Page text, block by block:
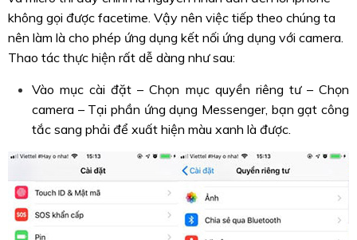
không gọi được facetime. Vậy nên việc tiếp theo chúng ta
nên làm là cho phép ứng dụng kết nối ứng dụng với camera.
Thao tác thực hiện rất dễ dàng như sau:
Vào mục cài đặt – Chọn mục quyền riêng tư – Chọn
camera – Tại phần ứng dụng Messenger, bạn gạt công
tắc sang phải để xuất hiện màu xanh là được.